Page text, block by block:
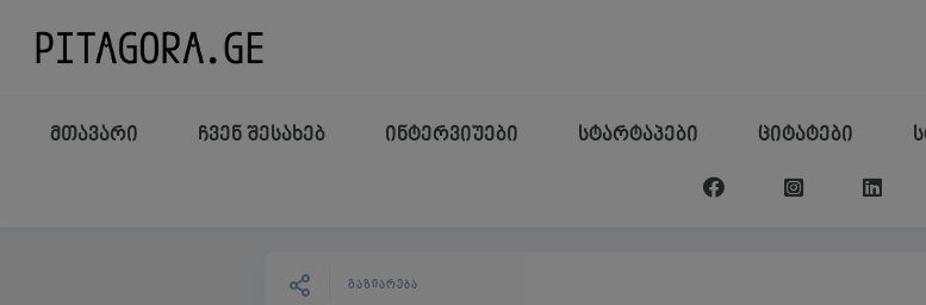
მთავარი ჩვენ შესახებ ინტერვიუები სტარტაპები ციტატები
ᲒᲐᲖᲘᲐᲠᲔᲑᲐ